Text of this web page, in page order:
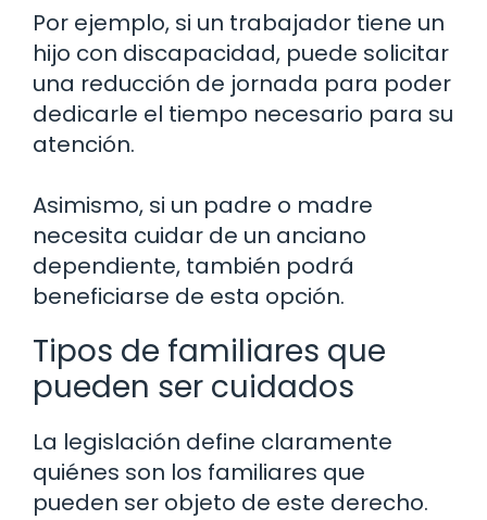
Por ejemplo, si un trabajador tiene un
hijo con discapacidad, puede solicitar
una reducción de jornada para poder
dedicarle el tiempo necesario para su
atención.
Asimismo, si un padre o madre
necesita cuidar de un anciano
dependiente, también podrá
beneficiarse de esta opción.
Tipos de familiares que
pueden ser cuidados
La legislación define claramente
quiénes son los familiares que
pueden ser objeto de este derecho.